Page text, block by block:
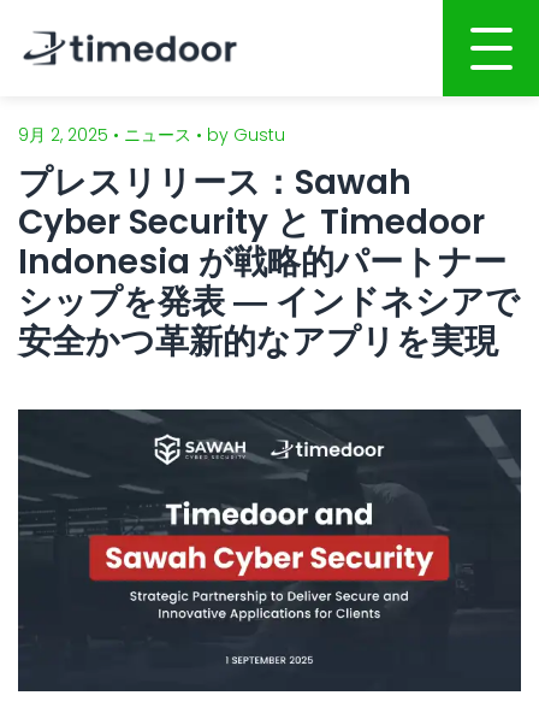
ホーム
会社概要
サービス
AI活用開発サービス
Webサイト・ホームページ制作
スマホアプリ開発
システム開発
AI開発・インテグレーション
すべての開発サービス▸
ポートフォリオ
人材募集
CSR
ブログ
お問い合わせ
9月 2, 2025 • ニュース • by Gustu
プレスリリース：Sawah
Cyber Security と Timedoor
Indonesia が戦略的パートナー
シップを発表 ― インドネシアで
安全かつ革新的なアプリを実現